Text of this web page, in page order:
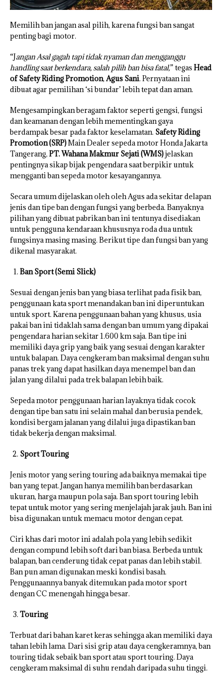
Memilih ban jangan asal pilih, karena fungsi ban sangat
penting bagi motor.
“Jangan Asal gagah tapi tidak nyaman dan mengganggu
handling saat berkendara, salah pilih ban bisa fatal,” tegas Head
of Safety Riding Promotion, Agus Sani. Pernyataan ini
dibuat agar pemilihan ‘si bundar’ lebih tepat dan aman.
Mengesampingkan beragam faktor seperti gengsi, fungsi
dan keamanan dengan lebih mementingkan gaya
berdampak besar pada faktor keselamatan. Safety Riding
Promotion (SRP)Main Dealer sepeda motor Honda Jakarta
Tangerang, PT. Wahana Makmur Sejati (WMS)jelaskan
pentingnya sikap bijak pengendara saat berpikir untuk
mengganti ban sepeda motor kesayangannya.
Secara umum dijelaskan oleh oleh Agus ada sekitar delapan
jenis dan tipe ban dengan fungsi yang berbeda. Banyaknya
pilihan yang dibuat pabrikan ban ini tentunya disediakan
untuk pengguna kendaraan khususnya roda dua untuk
fungsinya masing masing. Berikut tipe dan fungsi ban yang
dikenal masyarakat.
Ban Sport (Semi Slick)
Sesuai dengan jenis ban yang biasa terlihat pada fisik ban,
penggunaan kata sport menandakan ban ini diperuntukan
untuk sport. Karena penggunaan bahan yang khusus, usia
pakai ban ini tidaklah sama dengan ban umum yang dipakai
pengendara harian sekitar 1.600 km saja. Ban tipe ini
memiliki daya grip yang baik yang sesuai dengan karakter
untuk balapan. Daya cengkeram ban maksimal dengan suhu
panas trek yang dapat hasilkan daya menempel ban dan
jalan yang dilalui pada trek balapan lebih baik.
Sepeda motor penggunaan harian layaknya tidak cocok
dengan tipe ban satu ini selain mahal dan berusia pendek,
kondisi bergam jalanan yang dilalui juga dipastikan ban
tidak bekerja dengan maksimal.
Sport Touring
Jenis motor yang sering touring ada baiknya memakai tipe
ban yang tepat. Jangan hanya memilih ban berdasarkan
ukuran, harga maupun pola saja. Ban sport touring lebih
tepat untuk motor yang sering menjelajah jarak jauh. Ban ini
bisa digunakan untuk memacu motor dengan cepat.
Ciri khas dari motor ini adalah pola yang lebih sedikit
dengan compund lebih soft dari ban biasa. Berbeda untuk
balapan, ban cenderung tidak cepat panas dan lebih stabil.
Ban pun aman digunakan meski kondisi basah.
Penggunaannya banyak ditemukan pada motor sport
dengan CC menengah hingga besar.
Touring
Terbuat dari bahan karet keras sehingga akan memiliki daya
tahan lebih lama. Dari sisi grip atau daya cengkeramnya, ban
touring tidak sebaik ban sport atau sport touring. Daya
cengkeram maksimal di suhu rendah daripada suhu tinggi.